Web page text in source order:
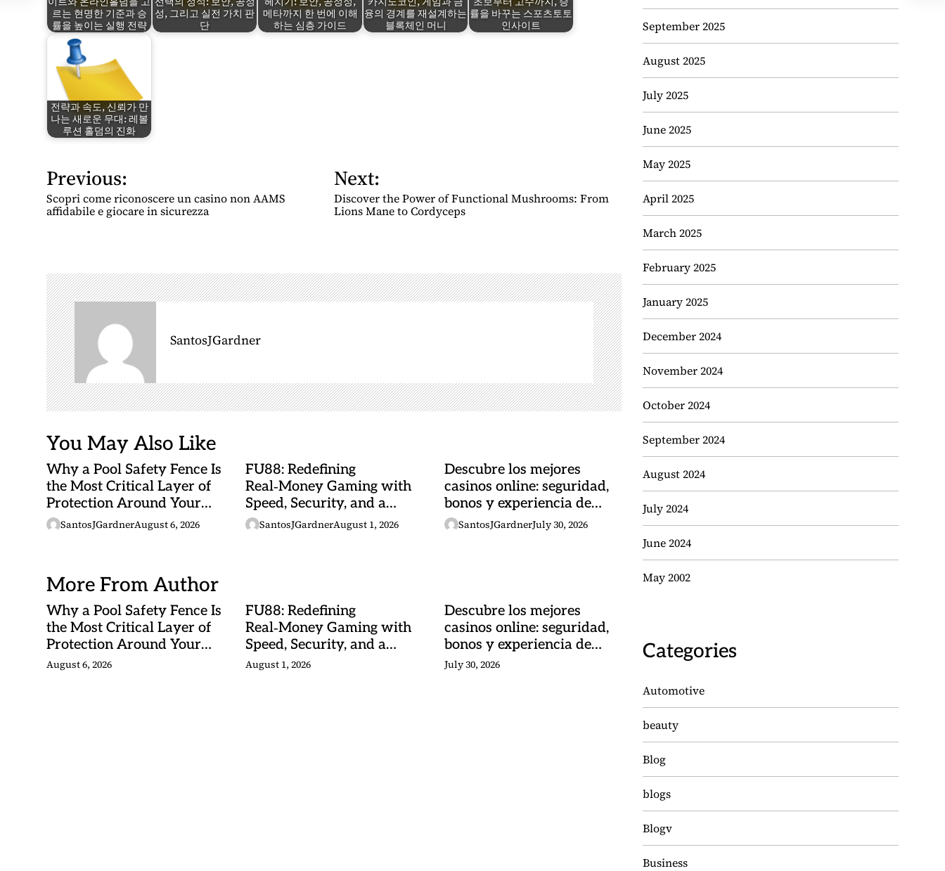
르는 현명한 기준과 승
률을 높이는 실행 전략
성, 그리고 실전 가치 판
단
메타까지 한 번에 이해
하는 심층 가이드
융의 경계를 재설계하는
블록체인 머니
률을 바꾸는 스포츠토토
인사이트
전략과 속도, 신뢰가 만
나는 새로운 무대: 레볼
루션 홀덤의 진화
P
o
s
a
v
i
g
a
t
i
o
Previous:
Scopri come riconoscere un casino non AAMS
affidabile e giocare in sicurezza
Next:
Discover the Power of Functional Mushrooms: From
Lions Mane to Cordyceps
SantosJGardner
You May Also Like
Why a Pool Safety Fence Is
the Most Critical Layer of
Protection Around Your
Swimming Pool
SantosJGardnerAugust 6, 2026
FU88: Redefining
Real‑Money Gaming with
Speed, Security, and a
Malaysian Heartbeat
SantosJGardnerAugust 1, 2026
Descubre los mejores
casinos online: seguridad,
bonos y experiencia de
juego
SantosJGardnerJuly 30, 2026
More From Author
Why a Pool Safety Fence Is
the Most Critical Layer of
Protection Around Your
Swimming Pool
August 6, 2026
FU88: Redefining
Real‑Money Gaming with
Speed, Security, and a
Malaysian Heartbeat
August 1, 2026
Descubre los mejores
casinos online: seguridad,
bonos y experiencia de
juego
July 30, 2026
September 2025
August 2025
July 2025
June 2025
May 2025
April 2025
March 2025
February 2025
January 2025
December 2024
November 2024
October 2024
September 2024
August 2024
July 2024
June 2024
May 2002
Categories
Automotive
beauty
Blog
blogs
Blogv
Business